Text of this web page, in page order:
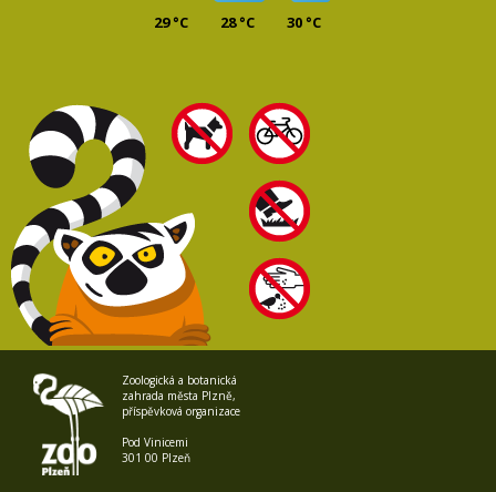
29 °C 28 °C 30 °C
Zoologická a botanická
zahrada města Plzně,
příspěvková organizace
Pod Vinicemi
301 00 Plzeň